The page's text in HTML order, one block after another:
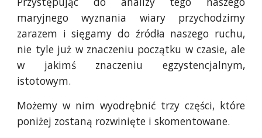
maryjnego wyznania wiary przychodzimy
zarazem i sięgamy do źródła naszego ruchu,
nie tyle już w znaczeniu początku w czasie, ale
w jakimś znaczeniu egzystencjalnym,
istotowym.
Możemy w nim wyodrębnić trzy części, które
poniżej zostaną rozwinięte i skomentowane.